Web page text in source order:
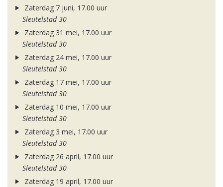
Zaterdag 7 juni, 17.00 uur
Sleutelstad 30
Zaterdag 31 mei, 17.00 uur
Sleutelstad 30
Zaterdag 24 mei, 17.00 uur
Sleutelstad 30
Zaterdag 17 mei, 17.00 uur
Sleutelstad 30
Zaterdag 10 mei, 17.00 uur
Sleutelstad 30
Zaterdag 3 mei, 17.00 uur
Sleutelstad 30
Zaterdag 26 april, 17.00 uur
Sleutelstad 30
Zaterdag 19 april, 17.00 uur